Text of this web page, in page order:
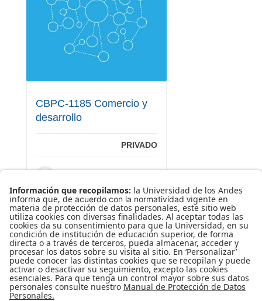
CBPC-1185 Comercio y
desarrollo
PRIVADO
0
BASE
Name